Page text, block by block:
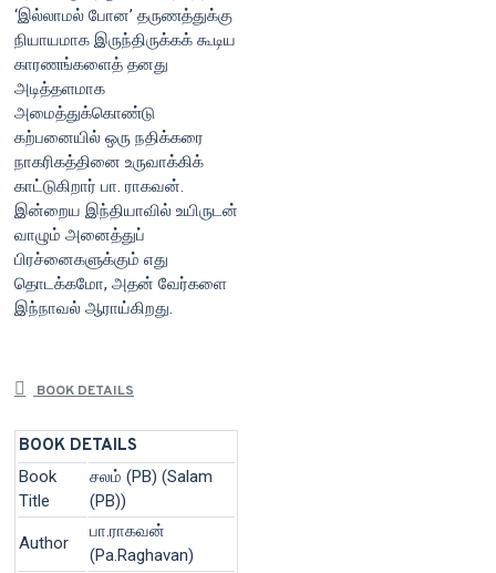
‘இல்லாமல் போன’ தருணத்துக்கு
நியாயமாக இருந்திருக்கக் கூடிய
காரணங்களைத் தனது
அடித்தளமாக
அமைத்துக்கொண்டு
கற்பனையில் ஒரு நதிக்கரை
நாகரிகத்தினை உருவாக்கிக்
காட்டுகிறார் பா. ராகவன்.
இன்றைய இந்தியாவில் உயிருடன்
வாழும் அனைத்துப்
பிரச்னைகளுக்கும் எது
தொடக்கமோ, அதன் வேர்களை
இந்நாவல் ஆராய்கிறது.
BOOK DETAILS
BOOK DETAILS
Book
Title
சலம் (PB) (Salam
(PB))
Author
பா.ராகவன்
(Pa.Raghavan)